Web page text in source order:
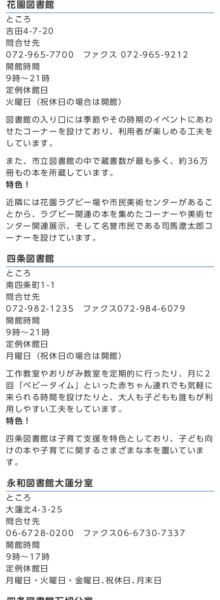
花園図書館
ところ
吉田4-7-20
問合せ先
072-965-7700 ファクス 072-965-9212
開館時間
9時～21時
定例休館日
火曜日（祝休日の場合は開館）
図書館の入り口には季節やその時期のイベントにあわ
せたコーナーを設けており、利用者が楽しめる工夫を
しています。
また、市立図書館の中で蔵書数が最も多く、約36万
冊もの本を所蔵しています。
特色！
近隣には花園ラグビー場や市民美術センターがあるこ
とから、ラグビー関連の本を集めたコーナーや美術セ
ンター関連展示、そして名誉市民である司馬遼太郎コ
ーナーを設けています。
四条図書館
ところ
南四条町1-1
問合せ先
072-982-1235 ファクス072-984-6079
開館時間
9時～21時
定例休館日
月曜日（祝休日の場合は開館）
工作教室やおりがみ教室を定期的に行ったり、月に2
回「ベビータイム」といった赤ちゃん連れでも気軽に
来られる時間を設けたりと、大人も子どもも誰もが利
用しやすい工夫をしています。
特色！
四条図書館は子育て支援を特色としており、子ども向
けの本や子育てに関するさまざまな本を置いていま
す。
永和図書館大蓮分室
ところ
大蓮北4-3-25
問合せ先
06-6728-0200 ファクス06-6730-7337
開館時間
9時～17時
定例休館日
月曜日・火曜日・金曜日､祝休日､月末日